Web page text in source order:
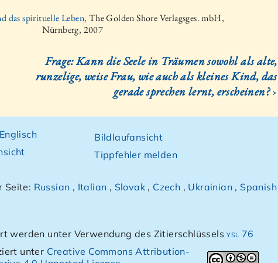
das spirituelle Leben, The Golden Shore Verlagsges. mbH,
Nürnberg, 2007
Frage: Kann die Seele in Träumen sowohl als alte,
runzelige, weise Frau, wie auch als kleines Kind, das
gerade sprechen lernt, erscheinen?›
Bildlaufansicht
Tippfehler melden
Seite: Russian , Italian , Slovak , Czech , Ukrainian , Spanish
werden unter Verwendung des Zitierschlüsselsysl 76
unter Creative Commons Attribution-